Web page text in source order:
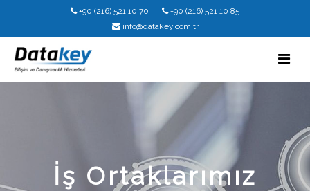
+90 (216) 521 10 70
+90 (216) 521 10 85
info@datakey.com.tr
İş Ortaklarımız